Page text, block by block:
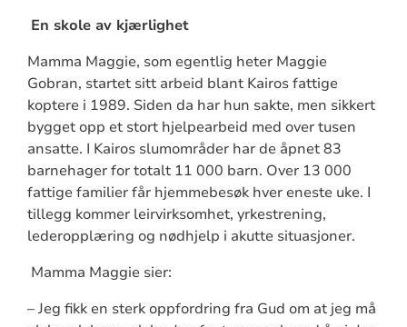
En skole av kjærlighet
Mamma Maggie, som egentlig heter Maggie
Gobran, startet sitt arbeid blant Kairos fattige
koptere i 1989. Siden da har hun sakte, men sikkert
bygget opp et stort hjelpearbeid med over tusen
ansatte. I Kairos slumområder har de åpnet 83
barnehager for totalt 11 000 barn. Over 13 000
fattige familier får hjemmebesøk hver eneste uke. I
tillegg kommer leirvirksomhet, yrkestrening,
lederopplæring og nødhjelp i akutte situasjoner.
Mamma Maggie sier:
– Jeg fikk en sterk oppfordring fra Gud om at jeg må